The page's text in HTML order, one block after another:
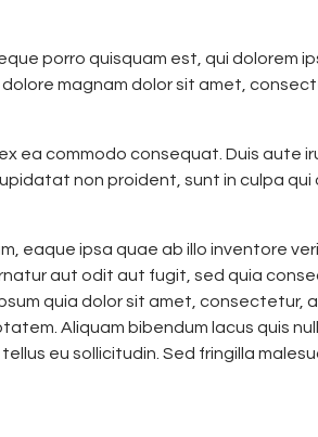
porro quisquam est, qui dolorem
magnam dolor sit amet,
ea commodo consequat. Duis aute
non proident, sunt in culpa qui
eaque ipsa quae ab illo inventore
aut odit aut fugit, sed quia
quia dolor sit amet, consectetur,
Aliquam bibendum lacus quis
eu sollicitudin. Sed fringilla